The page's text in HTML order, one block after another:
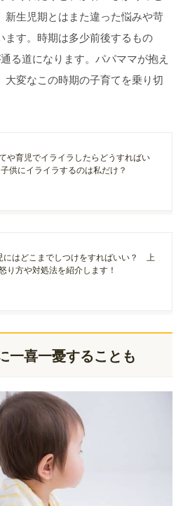
新生児期とはまた違った悩みや苛
ます。時期は多少前後するもの
る道になります。パパママが抱え
大変なこの時期の子育てを乗り切
や育児でイライラしたらどうすればい
供にイライラするのは私だけ？
にはどこまでしつけをすればいい？ 上
り方や対処法を紹介します！
一喜一憂することも